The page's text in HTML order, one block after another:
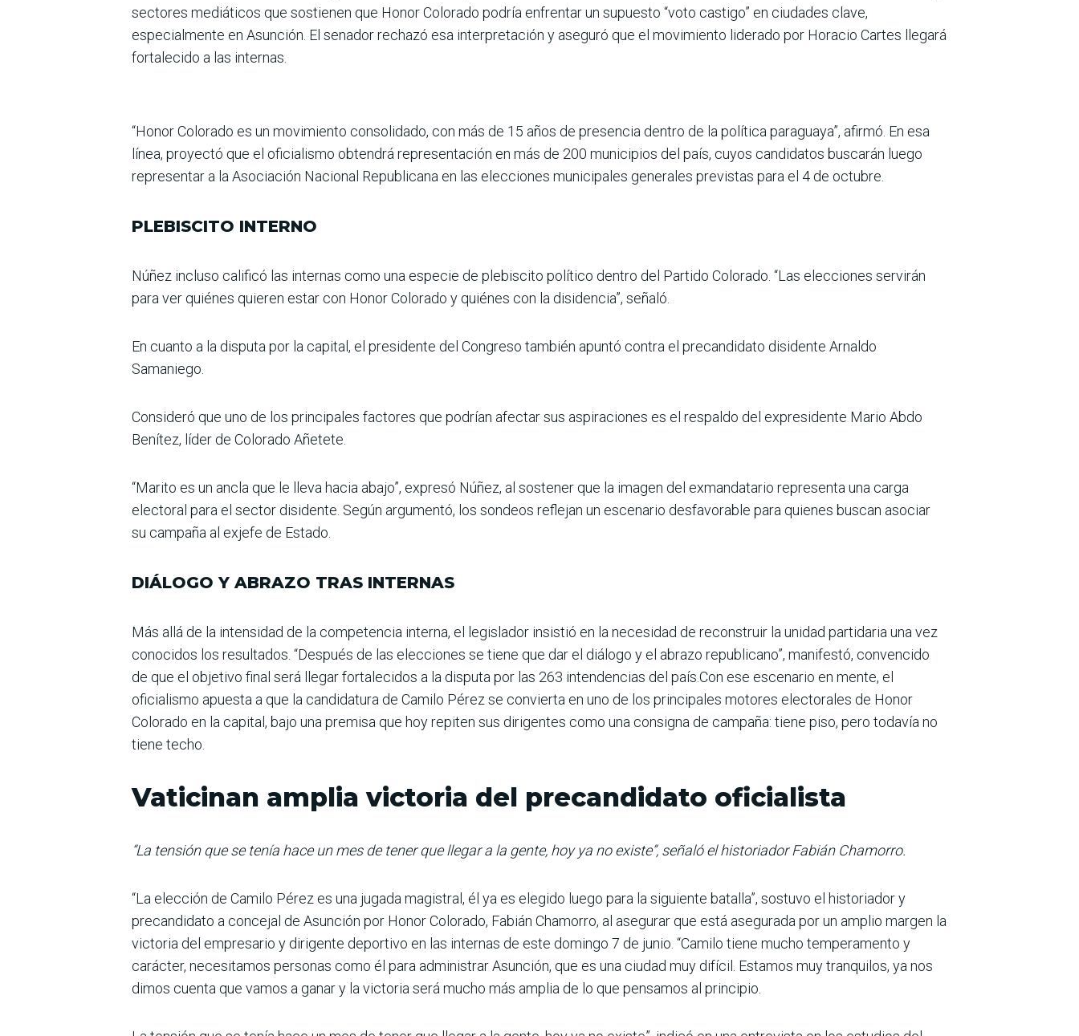
secto­res mediáticos que sostienen que Honor Colorado podría enfrentar un supuesto “voto castigo” en ciudades clave,
especialmente en Asun­ción. El senador rechazó esa interpretación y aseguró que el movimiento liderado por Horacio Cartes llegará
forta­lecido a las internas.
“Honor Colorado es un movi­miento consolidado, con más de 15 años de presencia den­tro de la política paraguaya”, afirmó. En esa
línea, proyectó que el oficialismo obtendrá representación en más de 200 municipios del país, cuyos candidatos buscarán luego
representar a la Asociación Nacional Republicana en las elecciones municipales gene­rales previstas para el 4 de octubre.
PLEBISCITO INTERNO
Núñez incluso calificó las internas como una especie de plebiscito político dentro del Partido Colorado. “Las elec­ciones servirán
para ver quié­nes quieren estar con Honor Colorado y quiénes con la disi­dencia”, señaló.
En cuanto a la disputa por la capital, el presidente del Con­greso también apuntó contra el precandidato disidente Arnaldo
Samaniego.
Consideró que uno de los prin­cipales factores que podrían afectar sus aspiraciones es el respaldo del expresidente Mario Abdo
Benítez, líder de Colorado Añetete.
“Marito es un ancla que le lleva hacia abajo”, expresó Núñez, al sostener que la imagen del exmandatario representa una carga
electo­ral para el sector disidente. Según argumentó, los son­deos reflejan un escenario desfavorable para quienes buscan asociar
su campaña al exjefe de Estado.
DIÁLOGO Y ABRAZO TRAS INTERNAS
Más allá de la intensidad de la competencia interna, el legis­lador insistió en la necesidad de reconstruir la unidad par­tidaria una vez
conocidos los resultados. “Después de las elecciones se tiene que dar el diálogo y el abrazo republi­cano”, manifestó, convencido
de que el objetivo final será llegar fortalecidos a la dis­puta por las 263 intenden­cias del país.Con ese escena­rio en mente, el
oficialismo apuesta a que la candidatura de Camilo Pérez se convierta en uno de los principales motores electorales de Honor
Colorado en la capital, bajo una premisa que hoy repiten sus dirigentes como una con­signa de campaña: tiene piso, pero todavía no
tiene techo.
Vaticinan amplia victoria del precandidato oficialista
“La tensión que se tenía hace un mes de tener que llegar a la gente, hoy ya no existe”, señaló el historiador Fabián Chamorro.
“La elección de Camilo Pérez es una jugada magistral, él ya es elegido luego para la siguiente batalla”, sostuvo el historiador y
precandi­dato a concejal de Asun­ción por Honor Colorado, Fabián Chamorro, al asegu­rar que está asegurada por un amplio margen la
victoria del empresario y dirigente deportivo en las internas de este domingo 7 de junio. “Camilo tiene mucho tempe­ramento y
carácter, necesi­tamos personas como él para administrar Asunción, que es una ciudad muy difícil. Estamos muy tranquilos, ya nos
dimos cuenta que vamos a ganar y la victoria será mucho más amplia de lo que pensamos al principio.